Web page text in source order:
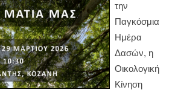
την
Παγκόσμια
Ημέρα
Δασών, η
Οικολογική
Κίνηση